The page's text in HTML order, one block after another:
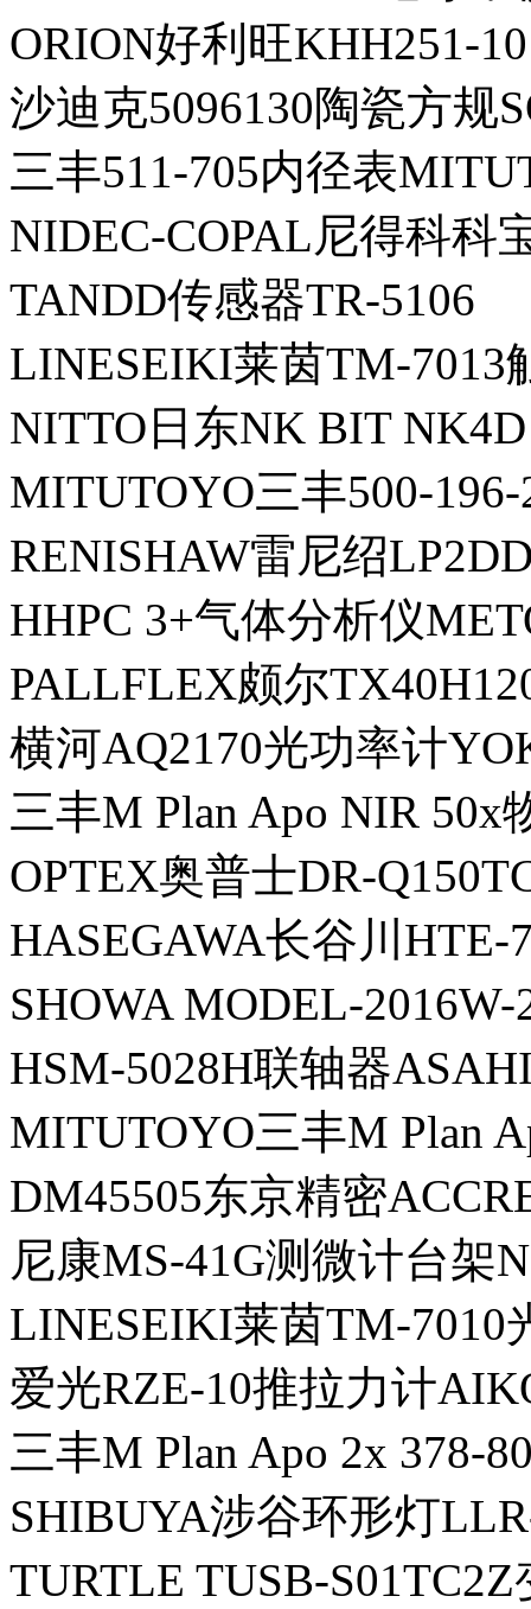
ORION好利旺KHH251-
沙迪克5096130陶瓷方规
三丰511-705内径表
NIDEC-COPAL尼得科科
TANDD传感器TR-5106
LINESEIKI莱茵TM-7013
NITTO日东NK BIT
MITUTOYO三丰500-
RENISHAW雷尼绍
HHPC 3+气体分析仪
PALLFLEX颇尔
横河AQ2170光功率计
三丰M Plan Apo NIR
OPTEX奥普士DR-
HASEGAWA长谷川HTE-
SHOWA MODEL-
HSM-5028H联轴器
MITUTOYO三丰M Plan
DM45505东京精密
尼康MS-41G测微计台架
LINESEIKI莱茵TM-7010
爱光RZE-10推拉力计
三丰M Plan Apo 2x 378-
SHIBUYA涉谷环形灯
TURTLE TUSB-